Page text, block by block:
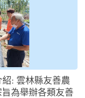
: 雲林縣友善農
為舉辦各類友善